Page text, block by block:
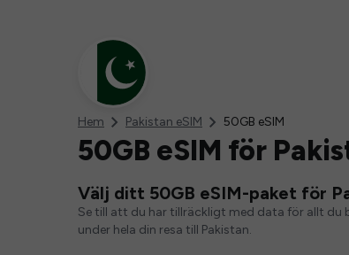
Hem Pakistan eSIM 50GB eSIM
50GB eSIM för
Välj ditt 50GB eSIM-paket för
Se till att du har tillräckligt med data för allt du
under hela din resa till Pakistan.